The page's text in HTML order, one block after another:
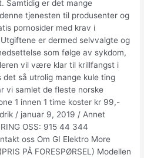
Samtidig er det mange
tjenesten til produsenter og
pornosider med krav i
er dermed selvvalgte og
som følge av sykdom,
vil være klar til krillfangst i
så utrolig mange kule ting
vi samlet de fleste norske
1 innen 1 time koster kr 99,-
/ januar 9, 2019 / Annet
OSS: 915 44 344
oss Om GI Elektro More
PÅ FORESPØRSEL) Modellen